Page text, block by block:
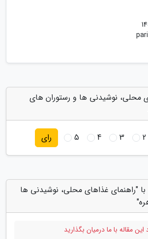
محلی، نوشیدنی ها و رستوران های
2
3
4
5 رای
"راهنمای غذاهای محلی، نوشیدنی ها
مقاله با ما درمیان بگذارید